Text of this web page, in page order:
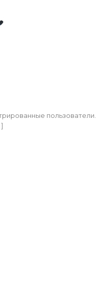
пользователи.
]